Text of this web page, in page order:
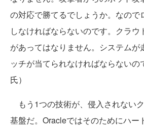
の対応で勝てるでしょうか。なので
しなければならないのです。クラウ
があってはなりません。システムが
ッチが当てられなければならないの
氏）
もう1つの技術が、侵入されない
基盤だ。Oracleではそのためにハー